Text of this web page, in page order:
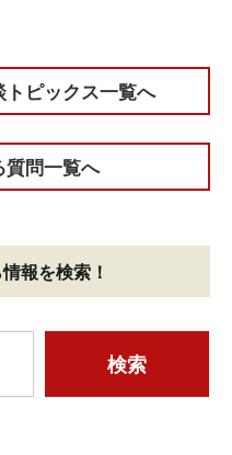
トピックス一覧へ
質問一覧へ
報を検索！